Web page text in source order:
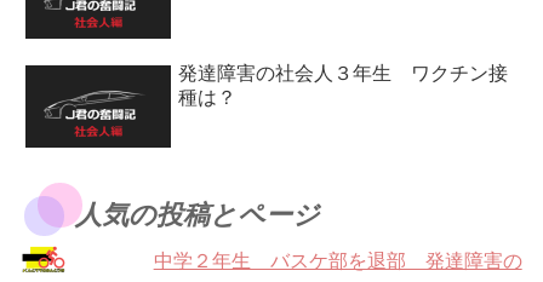
発達障害の社会人３年生 ワクチン接
種は？
人気の投稿とページ
中学２年生 バスケ部を退部 発達障害の